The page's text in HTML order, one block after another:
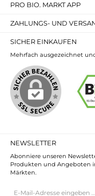
PRO BIO. MARKT APP
ZAHLUNGS- UND
SICHER EINKAUFEN
Mehrfach ausgezeichnet
NEWSLETTER
Abonniere unseren
Produkten und Angeboten
Märkten.
Mail-